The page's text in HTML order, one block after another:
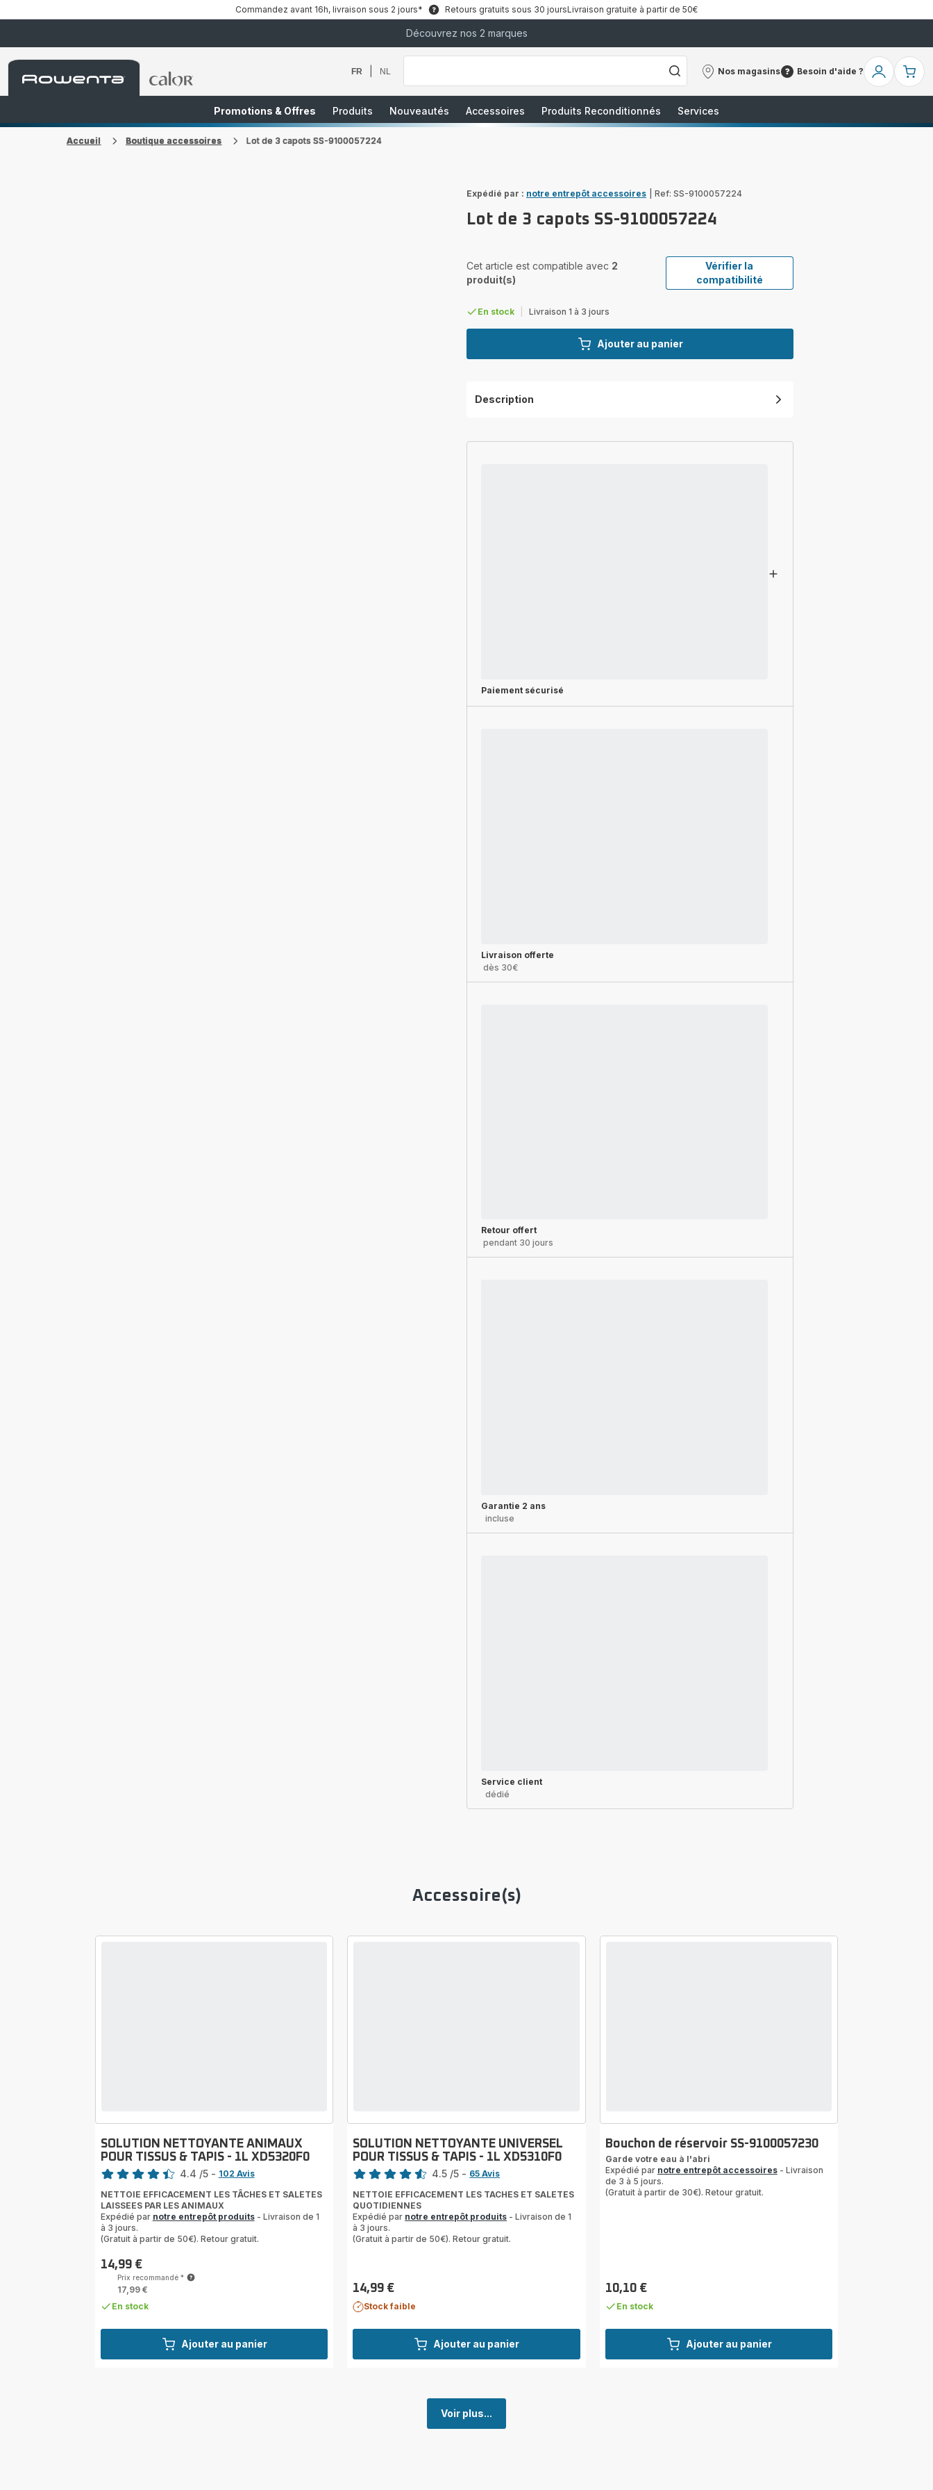
Commandez avant 16h, livraison sous 2 jours* Retours gratuits sous 30 joursLivraison gratuite à partir de 50€
Découvrez nos 2 marques
Accueil
Rowenta
Accueil
FR NL
Que
recherchez-
Nos magasins
Nos
Besoin d'aide ?
Besoin
Mon
Promotions & Offres
Produits Nouveautés Accessoires Produits Reconditionnés Services
Accueil Boutique accessoires Lot de 3 capots SS-9100057224
Expédié par : notre entrepôt accessoires Ref: SS-9100057224
Lot de 3 capots SS-9100057224
Cet article est compatible avec 2
produit(s)
Vérifier la
compatibilité
En stock Livraison 1 à 3 jours
Ajouter au panier
Description
Paiement sécurisé
Livraison offerte
dès 30€
Retour offert
pendant 30 jours
Garantie 2 ans
incluse
Service client
dédié
Accessoire(s)
Ajouter au panier
SOLUTION NETTOYANTE ANIMAUX
POUR TISSUS & TAPIS - 1L XD5320F0
Note
4.4 /5 - 102 Avis
NETTOIE EFFICACEMENT LES TÂCHES ET SALETES
LAISSEES PAR LES ANIMAUX
Expédié par notre entrepôt produits- Livraison de 1
à 3 jours.
(Gratuit à partir de 50€). Retour gratuit.
Prix
14,99 €
Prix recommandé*
17,99 €
En stock
Ajouter au panier
SOLUTION NETTOYANTE UNIVERSEL
POUR TISSUS & TAPIS - 1L XD5310F0
Note
4.5 /5 - 65 Avis
NETTOIE EFFICACEMENT LES TACHES ET SALETES
QUOTIDIENNES
Expédié par notre entrepôt produits - Livraison de 1
à 3 jours.
(Gratuit à partir de 50€). Retour gratuit.
Prix
14,99 €
Stock faible
Ajouter au panier
Bouchon de réservoir SS-9100057230
Garde votre eau à l'abri
Expédié par notre entrepôt accessoires- Livraison
de 3 à 5 jours.
(Gratuit à partir de 30€). Retour gratuit.
Prix
10,10 €
En stock
Voir plus...